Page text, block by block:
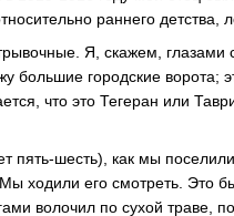
раннего детства,
Я, скажем, глазами
большие городские ворота;
что это Тегеран или
шесть), как мы
ходили его смотреть. Это
волочил по сухой траве,